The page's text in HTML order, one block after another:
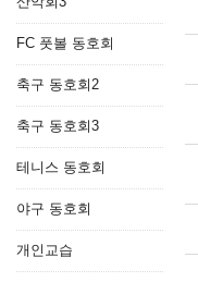
FC 풋볼 동호회
축구 동호회2
축구 동호회3
테니스 동호회
야구 동호회
개인교습